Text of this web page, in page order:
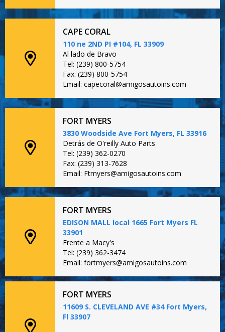
CAPE CORAL
110 ne 2ND PI #104, FL 33909
Al lado de Bravo
Tel: (239) 800-5754
Fax: (239) 800-5754
Email: capecoral@amigosautoins.com
FORT MYERS
3830 Woodside Ave Fort Myers, FL 33916
Detrás de O'reilly Auto Parts
Tel: (239) 362-0270
Fax: (239) 313-7628
Email: Ftmyers@amigosautoins.com
FORT MYERS
EDISON MALL local 1665 Fort Myers FL
33901
Frente a Macy's
Tel: (239) 362-3474
Email: fortmyers@amigosautoins.com
FORT MYERS
11609 S. CLEVELAND AVE #34 Fort Myers,
Fl 33907